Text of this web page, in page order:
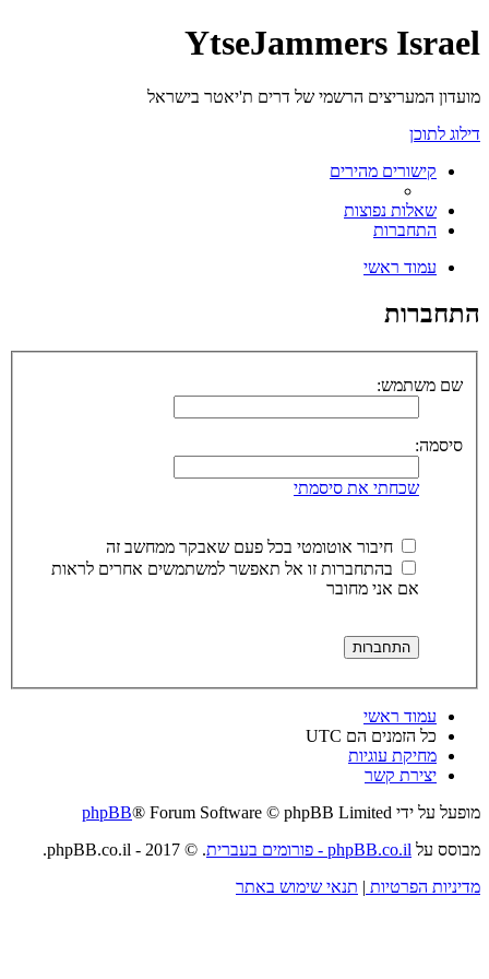
YtseJammers Israel
מועדון המעריצים הרשמי של דרים ת'יאטר בישראל
דילוג לתוכן
קישורים מהירים
שאלות נפוצות
התחברות
עמוד ראשי
התחברות
שם משתמש:
סיסמה:
שכחתי את סיסמתי
חיבור אוטומטי בכל פעם שאבקר ממחשב זה
בהתחברות זו אל תאפשר למשתמשים אחרים לראות
אם אני מחובר
עמוד ראשי
כל הזמנים הם UTC
מחיקת עוגיות
יצירת קשר
מופעל על ידי
phpBB® Forum Software © phpBB Limited
מבוסס על phpBB.co.il - פורומים בעברית
. © 2017 - phpBB.co.il.
מדיניות הפרטיות | תנאי שימוש באתר